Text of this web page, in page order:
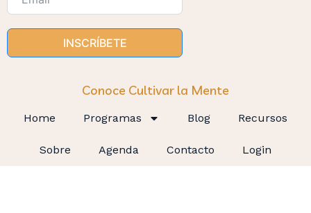
INSCRÍBETE
Conoce Cultivar la Mente
Home Programas Blog Recursos
Sobre Agenda Contacto Login